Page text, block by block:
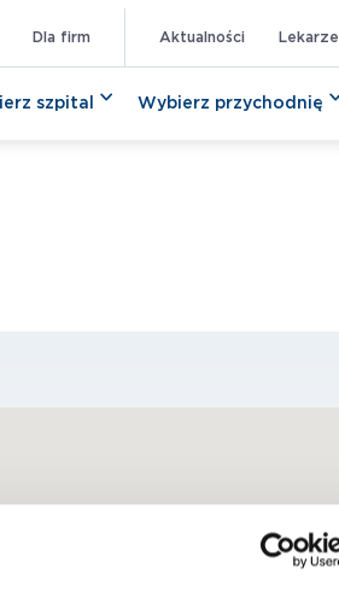
Dla firm Aktualności Lekarze
szpital Wybierz przychodnię